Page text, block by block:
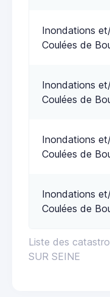
Liste des
SUR SEINE
Inondations
Coulées de
Inondations
Coulées de
Inondations
Coulées de
Inondations
Coulées de